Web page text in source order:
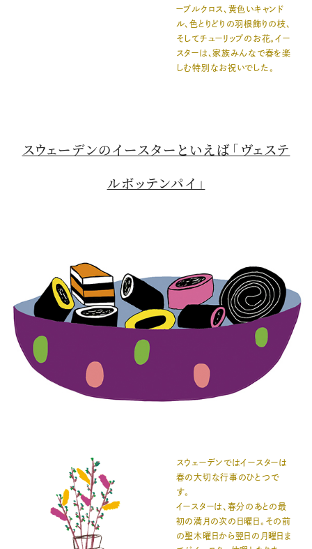
ーブルクロス、黄色いキャンド
ル、色とりどりの羽根飾りの枝、
そしてチューリップのお花。イー
スターは、家族みんなで春を楽
しむ特別なお祝いでした。
スウェーデンのイースターといえば「ヴェステ
ルボッテンパイ」
スウェーデンではイースターは
春の大切な行事のひとつで
す。
イースターは、春分のあとの最
初の満月の次の日曜日。その前
の聖木曜日から翌日の月曜日ま